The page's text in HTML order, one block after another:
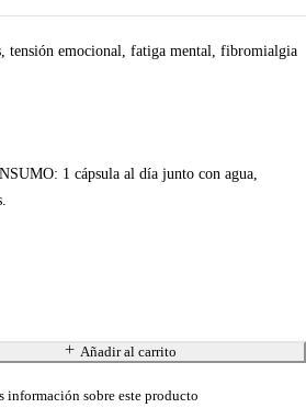
tensión emocional, fatiga mental, fibromialgia
1 cápsula al día junto con agua,
Añadir al carrito
información sobre este producto